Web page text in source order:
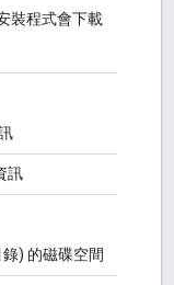
裝程式會下載
訊
) 的磁碟空間